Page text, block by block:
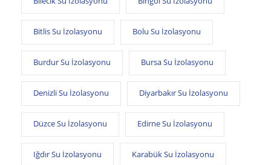
Bitlis Su İzolasyonu Bolu Su İzolasyonu
Burdur Su İzolasyonu Bursa Su İzolasyonu
Denizli Su İzolasyonu Diyarbakır Su İzolasyonu
Düzce Su İzolasyonu Edirne Su İzolasyonu
Iğdır Su İzolasyonu Karabük Su İzolasyonu